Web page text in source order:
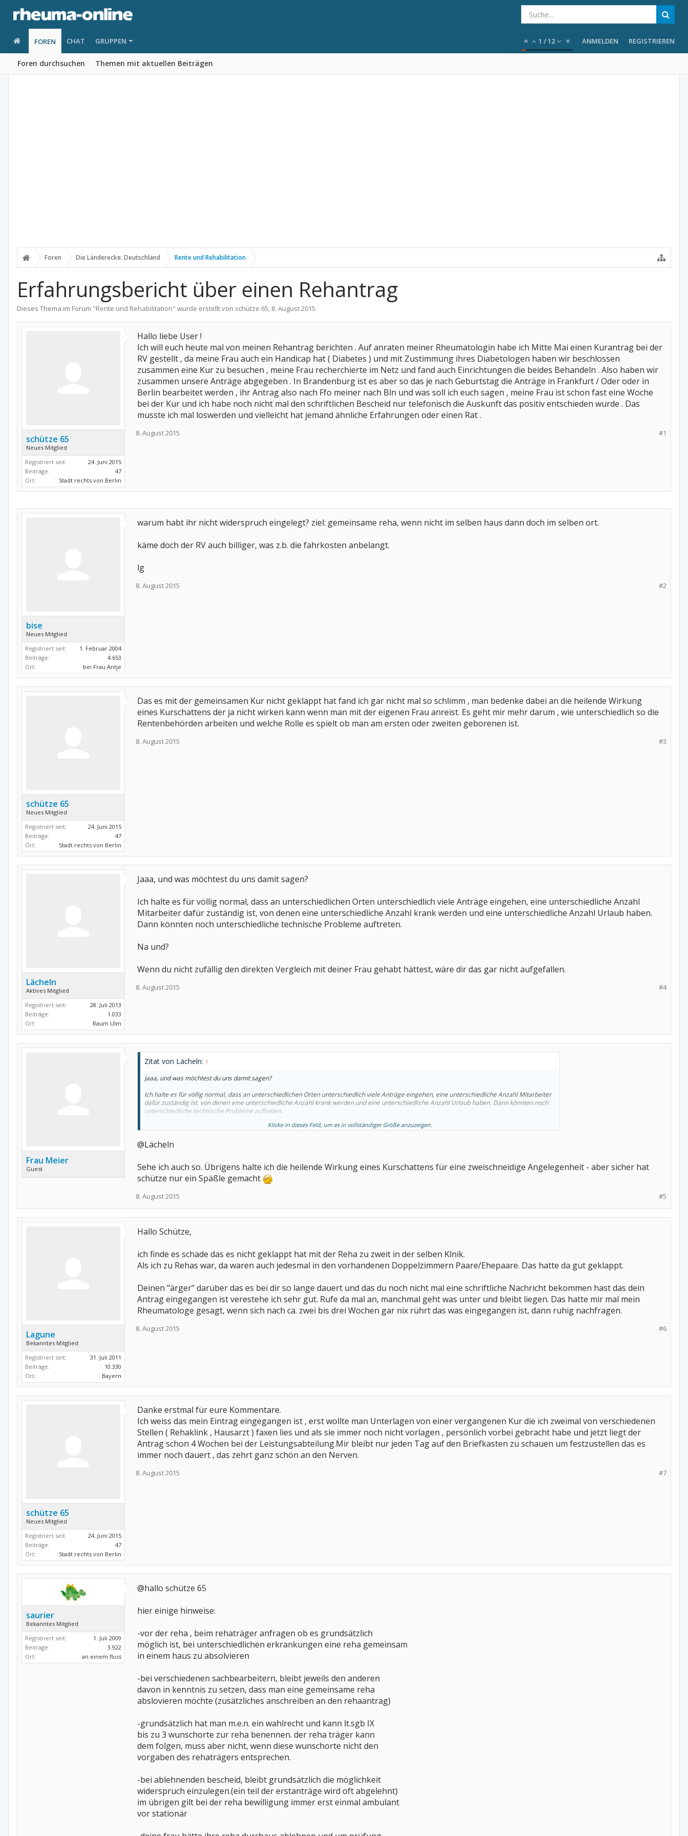
FOREN
Foren durchsuchen Themen mit aktuellen Beiträgen
CHAT GRUPPEN 1 /12 ANMELDEN REGISTRIEREN
Foren Die Länderecke: Deutschland Rente und Rehabilitation
Erfahrungsbericht über einen Rehantrag
Dieses Thema im Forum "Rente und Rehabilitation" wurde erstellt von schütze 65, 8. August 2015.
schütze 65
Neues Mitglied
Registriert seit:
24. Juni 2015
Beiträge:
47
Ort:
Stadt rechts von Berlin
Hallo liebe User !
Ich will euch heute mal von meinen Rehantrag berichten . Auf anraten meiner Rheumatologin habe ich Mitte Mai einen Kurantrag bei der
RV gestellt , da meine Frau auch ein Handicap hat ( Diabetes ) und mit Zustimmung ihres Diabetologen haben wir beschlossen
zusammen eine Kur zu besuchen , meine Frau recherchierte im Netz und fand auch Einrichtungen die beides Behandeln . Also haben wir
zusammen unsere Anträge abgegeben . In Brandenburg ist es aber so das je nach Geburtstag die Anträge in Frankfurt / Oder oder in
Berlin bearbeitet werden , ihr Antrag also nach Ffo meiner nach Bln und was soll ich euch sagen , meine Frau ist schon fast eine Woche
bei der Kur und ich habe noch nicht mal den schriftlichen Bescheid nur telefonisch die Auskunft das positiv entschieden wurde . Das
musste ich mal loswerden und vielleicht hat jemand ähnliche Erfahrungen oder einen Rat .
#1
8. August 2015
bise
Neues Mitglied
Registriert seit:
1. Februar 2004
Beiträge:
4.653
Ort:
bei Frau Antje
warum habt ihr nicht widerspruch eingelegt? ziel: gemeinsame reha, wenn nicht im selben haus dann doch im selben ort.
käme doch der RV auch billiger, was z.b. die fahrkosten anbelangt.
lg
#2
8. August 2015
schütze 65
Neues Mitglied
Registriert seit:
24. Juni 2015
Beiträge:
47
Ort:
Stadt rechts von Berlin
Das es mit der gemeinsamen Kur nicht geklappt hat fand ich gar nicht mal so schlimm , man bedenke dabei an die heilende Wirkung
eines Kurschattens der ja nicht wirken kann wenn man mit der eigenen Frau anreist. Es geht mir mehr darum , wie unterschiedlich so die
Rentenbehörden arbeiten und welche Rolle es spielt ob man am ersten oder zweiten geborenen ist.
#3
8. August 2015
Lächeln
Aktives Mitglied
Registriert seit:
28. Juli 2013
Beiträge:
1.033
Ort:
Raum Ulm
Jaaa, und was möchtest du uns damit sagen?
Ich halte es für völlig normal, dass an unterschiedlichen Orten unterschiedlich viele Anträge eingehen, eine unterschiedliche Anzahl
Mitarbeiter dafür zuständig ist, von denen eine unterschiedliche Anzahl krank werden und eine unterschiedliche Anzahl Urlaub haben.
Dann könnten noch unterschiedliche technische Probleme auftreten.
Na und?
Wenn du nicht zufällig den direkten Vergleich mit deiner Frau gehabt hättest, wäre dir das gar nicht aufgefallen.
#4
8. August 2015
Frau Meier
Guest
Zitat von Lächeln: ↑
Jaaa, und was möchtest du uns damit sagen?
Ich halte es für völlig normal, dass an unterschiedlichen Orten unterschiedlich viele Anträge eingehen, eine unterschiedliche Anzahl Mitarbeiter
dafür zuständig ist, von denen eine unterschiedliche Anzahl krank werden und eine unterschiedliche Anzahl Urlaub haben. Dann könnten noch
unterschiedliche technische Probleme auftreten.
Wenn du nicht zufällig den direkten Vergleich mit deiner Frau gehabt hättest, wäre dir das gar nicht aufgefallen.
Klicke in dieses Feld, um es in vollständiger Größe anzuzeigen.
@Lächeln
Sehe ich auch so. Übrigens halte ich die heilende Wirkung eines Kurschattens für eine zweischneidige Angelegenheit - aber sicher hat
schütze nur ein Späßle gemacht
#5
8. August 2015
Lagune
Bekanntes Mitglied
Registriert seit:
31. Juli 2011
Beiträge:
10.330
Ort:
Bayern
Hallo Schütze,
ich finde es schade das es nicht geklappt hat mit der Reha zu zweit in der selben Klnik.
Als ich zu Rehas war, da waren auch jedesmal in den vorhandenen Doppelzimmern Paare/Ehepaare. Das hatte da gut geklappt.
Deinen "ärger" darüber das es bei dir so lange dauert und das du noch nicht mal eine schriftliche Nachricht bekommen hast das dein
Antrag eingegangen ist verestehe ich sehr gut. Rufe da mal an, manchmal geht was unter und bleibt liegen. Das hatte mir mal mein
Rheumatologe gesagt, wenn sich nach ca. zwei bis drei Wochen gar nix rührt das was eingegangen ist, dann ruhig nachfragen.
#6
8. August 2015
schütze 65
Neues Mitglied
Registriert seit:
24. Juni 2015
Beiträge:
47
Ort:
Stadt rechts von Berlin
Danke erstmal für eure Kommentare.
Ich weiss das mein Eintrag eingegangen ist , erst wollte man Unterlagen von einer vergangenen Kur die ich zweimal von verschiedenen
Stellen ( Rehaklink , Hausarzt ) faxen lies und als sie immer noch nicht vorlagen , persönlich vorbei gebracht habe und jetzt liegt der
Antrag schon 4 Wochen bei der Leistungsabteilung.Mir bleibt nur jeden Tag auf den Briefkasten zu schauen um festzustellen das es
immer noch dauert , das zehrt ganz schön an den Nerven.
#7
8. August 2015
saurier
Bekanntes Mitglied
Registriert seit:
1. Juli 2009
Beiträge:
3.922
Ort:
an einem fluss
@hallo schütze 65
hier einige hinweise:
-vor der reha , beim rehaträger anfragen ob es grundsätzlich
möglich ist, bei unterschiedlichen erkrankungen eine reha gemeinsam
in einem haus zu absolvieren
-bei verschiedenen sachbearbeitern, bleibt jeweils den anderen
davon in kenntnis zu setzen, dass man eine gemeinsame reha
abslovieren möchte (zusätzliches anschreiben an den rehaantrag)
-grundsätzlich hat man m.e.n. ein wahlrecht und kann lt.sgb IX
bis zu 3 wunschorte zur reha benennen. der reha träger kann
dem folgen, muss aber nicht, wenn diese wunschorte nicht den
vorgaben des rehaträgers entsprechen.
-bei ablehnenden bescheid, bleibt grundsätzlich die möglichkeit
widerspruch einzulegen.(ein teil der erstanträge wird oft abgelehnt)
im übrigen gilt bei der reha bewilligung immer erst einmal ambulant
vor stationär